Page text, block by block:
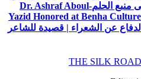
منبع الحلمDr. Ashraf Aboul-
Yazid Honored at Benha
عن الشعراء | قصيدة للشاعر